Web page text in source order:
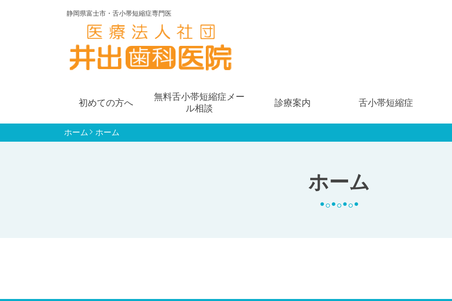
静岡県富士市・舌小帯短縮症専門医
初めての方へ
無料舌小帯短縮症メー
ル相談
診療案内 舌小帯短縮症
ホーム
ホーム ホーム